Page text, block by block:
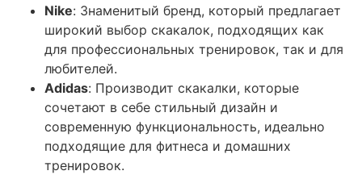
Nike: Знаменитый бренд, который предлагает
широкий выбор скакалок, подходящих как
для профессиональных тренировок, так и для
любителей.
Adidas: Производит скакалки, которые
сочетают в себе стильный дизайн и
современную функциональность, идеально
подходящие для фитнеса и домашних
тренировок.